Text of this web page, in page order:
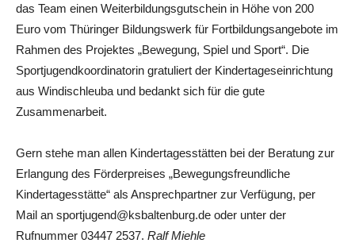
das Team einen Weiterbildungsgutschein in Höhe von 200
Euro vom Thüringer Bildungswerk für Fortbildungsangebote im
Rahmen des Projektes „Bewegung, Spiel und Sport“. Die
Sportjugendkoordinatorin gratuliert der Kindertageseinrichtung
aus Windischleuba und bedankt sich für die gute
Zusammenarbeit.
Gern stehe man allen Kindertagesstätten bei der Beratung zur
Erlangung des Förderpreises „Bewegungsfreundliche
Kindertagesstätte“ als Ansprechpartner zur Verfügung, per
Mail an sportjugend@ksbaltenburg.de oder unter der
Rufnummer 03447 2537. Ralf Miehle